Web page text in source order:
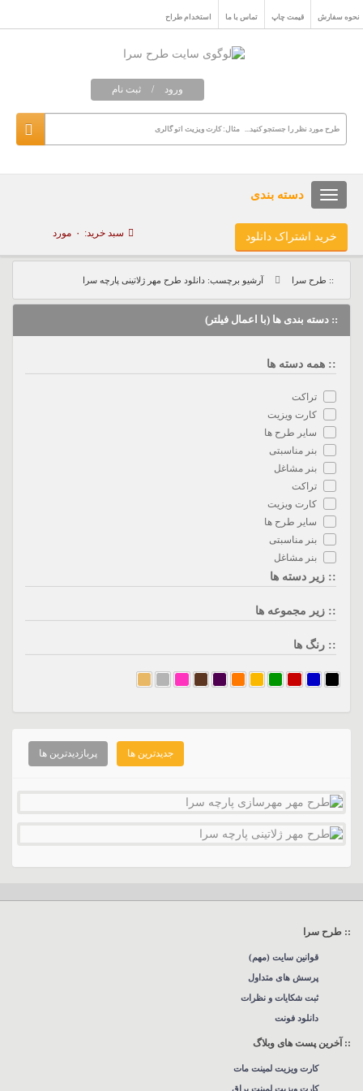
نحوه سفارش قیمت چاپ تماس با ما استخدام طراح
ورود / ثبت نام
دسته بندی
خرید اشتراک دانلود سبد خرید: ۰ مورد
:: طرح سرا آرشیو برچسب: دانلود طرح مهر ژلاتینی پارچه سرا
:: دسته بندی ها (با اعمال فیلتر)
:: همه دسته ها
تراکت
کارت ویزیت
سایر طرح ها
بنر مناسبتی
بنر مشاغل
تراکت
کارت ویزیت
سایر طرح ها
بنر مناسبتی
بنر مشاغل
:: زیر دسته ها
:: زیر مجموعه ها
:: رنگ ها
جدیدترین ها پربازدیدترین ها
:: طرح سرا
قوانین سایت (مهم)
پرسش های متداول
ثبت شکایات و نظرات
دانلود فونت
:: آخرین پست های وبلاگ
کارت ویزیت لمینت مات
کارت ویزیت لمینت براق